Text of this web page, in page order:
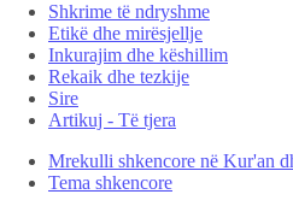
Shkrime të ndryshme
Etikë dhe mirësjellje
Inkurajim dhe këshillim
Rekaik dhe tezkije
Sire
Artikuj - Të tjera
Mrekulli shkencore në Kur'an
Tema shkencore